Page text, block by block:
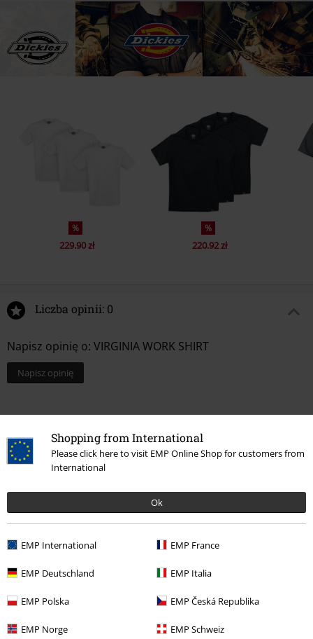
Shopping from International
Please click here to visit EMP Online Shop for customers from
International
Ok
EMP International EMP France
EMP Deutschland EMP Italia
EMP Polska EMP Česká Republika
EMP Norge EMP Schweiz
%
229.90 zł
%
220.92 zł
Liczba opinii: 0
Napisz opinię o: VIRGINIA WORK SHIRT
Napisz opinię
Ostatnia wizyta